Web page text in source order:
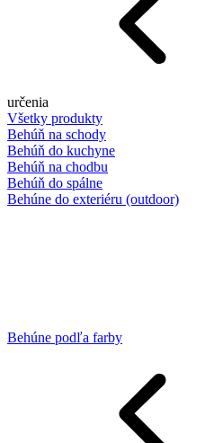
určenia
Všetky produkty
Behúň na schody
Behúň do kuchyne
Behúň na chodbu
Behúň do spálne
Behúne do exteriéru (outdoor)
Behúne podľa farby